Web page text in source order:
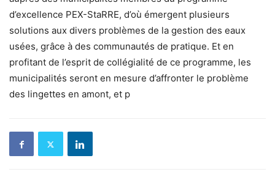
d’excellence PEX-StaRRE, d’où émergent plusieurs
solutions aux divers problèmes de la gestion des eaux
usées, grâce à des communautés de pratique. Et en
profitant de l’esprit de collégialité de ce programme, les
municipalités seront en mesure d’affronter le problème
des lingettes en amont, et p